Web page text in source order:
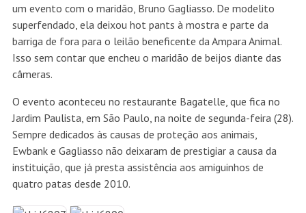
um evento com o maridão, Bruno Gagliasso. De modelito
superfendado, ela deixou hot pants à mostra e parte da
barriga de fora para o leilão beneficente da Ampara Animal.
Isso sem contar que encheu o maridão de beijos diante das
câmeras.
O evento aconteceu no restaurante Bagatelle, que fica no
Jardim Paulista, em São Paulo, na noite de segunda-feira (28).
Sempre dedicados às causas de proteção aos animais,
Ewbank e Gagliasso não deixaram de prestigiar a causa da
instituição, que já presta assistência aos amiguinhos de
quatro patas desde 2010.